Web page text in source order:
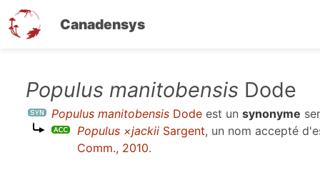
Canadensys
contenu
principal
Populus manitobensis Dode
Populus manitobensis Dode est un synonyme
Populus ×jackii Sargent, un nom accepté
Comm., 2010.